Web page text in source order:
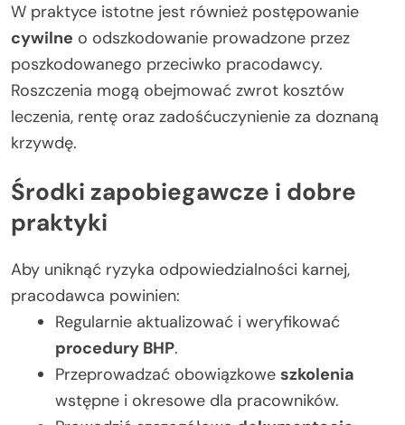
W praktyce istotne jest również postępowanie
cywilne o odszkodowanie prowadzone przez
poszkodowanego przeciwko pracodawcy.
Roszczenia mogą obejmować zwrot kosztów
leczenia, rentę oraz zadośćuczynienie za doznaną
krzywdę.
Środki zapobiegawcze i dobre
praktyki
Aby uniknąć ryzyka odpowiedzialności karnej,
pracodawca powinien:
Regularnie aktualizować i weryfikować
procedury BHP.
Przeprowadzać obowiązkowe szkolenia
wstępne i okresowe dla pracowników.